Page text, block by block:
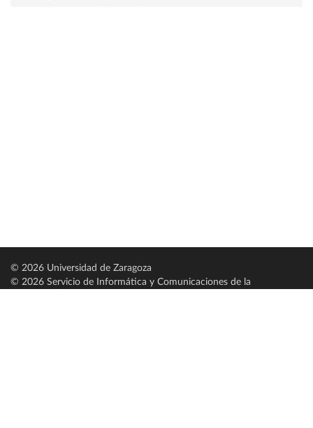
© 2026 Universidad de Zaragoza
© 2026 Servicio de Informática y Comunicaciones de la